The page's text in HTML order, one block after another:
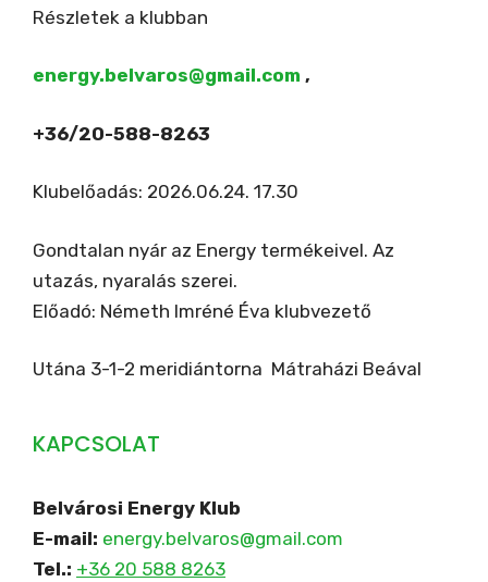
Részletek a klubban
energy.belvaros@gmail.com ,
+36/20-588-8263
Klubelőadás: 2026.06.24. 17.30
Gondtalan nyár az Energy termékeivel. Az
utazás, nyaralás szerei.
Előadó: Németh Imréné Éva klubvezető
Utána 3-1-2 meridiántorna Mátraházi Beával
KAPCSOLAT
Belvárosi Energy Klub
E-mail: energy.belvaros@gmail.com
Tel.: +36 20 588 8263